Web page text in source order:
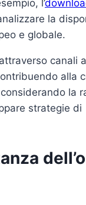
l’
la
e globale.
canali
alla
la
strategie di